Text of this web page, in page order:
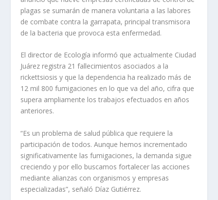
plagas se sumarán de manera voluntaria a las labores
de combate contra la garrapata, principal transmisora
de la bacteria que provoca esta enfermedad.
El director de Ecología informó que actualmente Ciudad
Juárez registra 21 fallecimientos asociados a la
rickettsiosis y que la dependencia ha realizado más de
12 mil 800 fumigaciones en lo que va del año, cifra que
supera ampliamente los trabajos efectuados en años
anteriores.
“Es un problema de salud pública que requiere la
participación de todos. Aunque hemos incrementado
significativamente las fumigaciones, la demanda sigue
creciendo y por ello buscamos fortalecer las acciones
mediante alianzas con organismos y empresas
especializadas”, señaló Díaz Gutiérrez.